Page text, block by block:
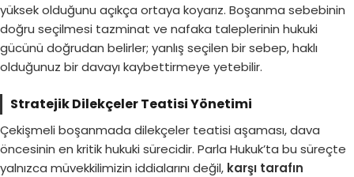
yüksek olduğunu açıkça ortaya koyarız. Boşanma sebebinin
doğru seçilmesi tazminat ve nafaka taleplerinin hukuki
gücünü doğrudan belirler; yanlış seçilen bir sebep, haklı
olduğunuz bir davayı kaybettirmeye yetebilir.
Stratejik Dilekçeler Teatisi Yönetimi
Çekişmeli boşanmada dilekçeler teatisi aşaması, dava
öncesinin en kritik hukuki sürecidir. Parla Hukuk’ta bu süreçte
yalnızca müvekkilimizin iddialarını değil, karşı tarafın